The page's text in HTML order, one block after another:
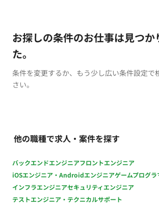
お探しの条件のお仕事は見つか
た。
条件を変更するか、もう少し広い条件設定で
さい。
他の職種で求人・案件を探す
バックエンドエンジニアフロントエンジニア
iOSエンジニア・Androidエンジニアゲームプログ
インフラエンジニアセキュリティエンジニア
テストエンジニア・テクニカルサポート